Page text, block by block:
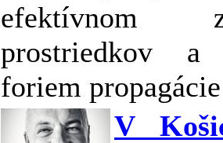
efektívnom
prostriedkov a
foriem
V